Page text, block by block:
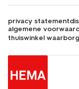
privacy statement
algemene
thuiswinkel waarborg